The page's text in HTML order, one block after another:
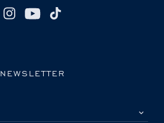
NEWSLETTER